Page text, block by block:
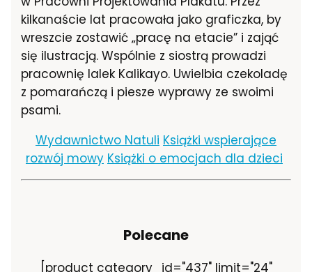
kilkanaście lat pracowała jako graficzka, by
wreszcie zostawić „pracę na etacie” i zająć
się ilustracją. Wspólnie z siostrą prowadzi
pracownię lalek Kalikayo. Uwielbia czekoladę
z pomarańczą i piesze wyprawy ze swoimi
psami.
Wydawnictwo Natuli Książki wspierające
rozwój mowy Książki o emocjach dla dzieci
Polecane
[product category_id="437" limit="24"